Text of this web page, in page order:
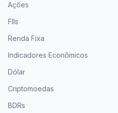
Ações
FIIs
Renda Fixa
Indicadores Econômicos
Dólar
Criptomoedas
BDRs